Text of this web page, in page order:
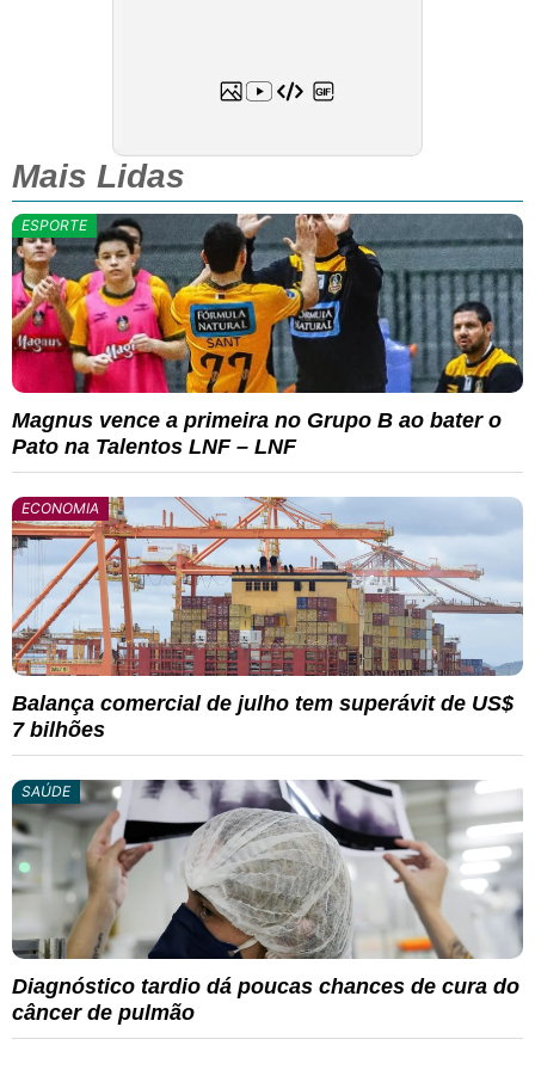
Mais Lidas
ESPORTE
Magnus vence a primeira no Grupo B ao bater o
Pato na Talentos LNF – LNF
ECONOMIA
Balança comercial de julho tem superávit de US$
7 bilhões
SAÚDE
Diagnóstico tardio dá poucas chances de cura do
câncer de pulmão